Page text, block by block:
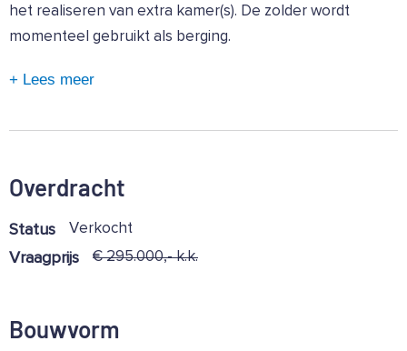
het realiseren van extra kamer(s). De zolder wordt
momenteel gebruikt als berging.
+ Lees meer
Overdracht
Status Verkocht
Vraagprijs € 295.000,- k.k.
Bouwvorm